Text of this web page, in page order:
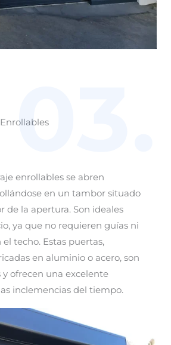
03.
enrollables se abren
en un tambor situado
de la apertura. Son ideales
ya que no requieren guías ni
techo. Estas puertas,
en aluminio o acero, son
y ofrecen una excelente
inclemencias del tiempo.